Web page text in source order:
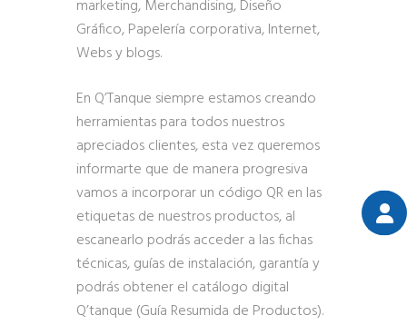
marketing, Merchandising, Diseño
Gráfico, Papelería corporativa, Internet,
Webs y blogs.
En Q’Tanque siempre estamos creando
herramientas para todos nuestros
apreciados clientes, esta vez queremos
informarte que de manera progresiva
vamos a incorporar un código QR en las
etiquetas de nuestros productos, al
escanearlo podrás acceder a las fichas
técnicas, guías de instalación, garantía y
podrás obtener el catálogo digital
Q’tanque (Guía Resumida de Productos).